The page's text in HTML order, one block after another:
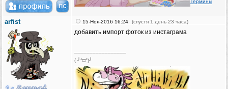
Термины
arfist 15-Ноя-2016 16:24 (спустя 1 день 23 часа)
добавить импорт фоток из инстаграма
( ╯°□°)╯